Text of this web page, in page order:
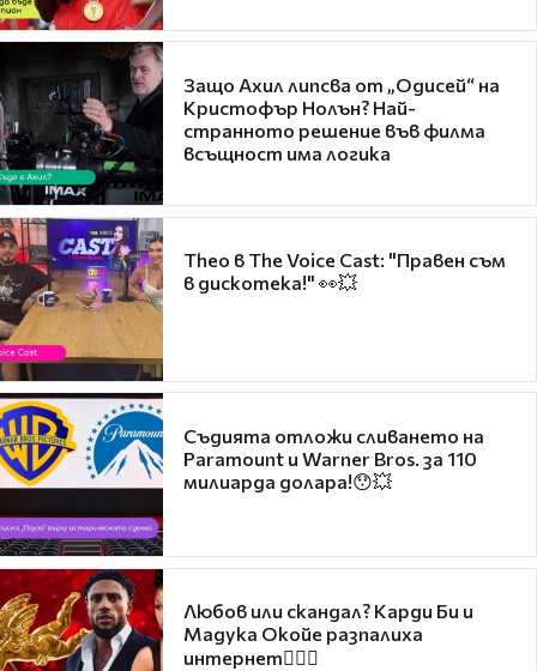
Защо Ахил липсва от „Одисей“ на
Кристофър Нолън? Най-
странното решение във филма
всъщност има логика
Theo в The Voice Cast: "Правен съм
в дискотека!" 👀💥
Съдията отложи сливането на
Paramount и Warner Bros. за 110
милиарда долара!😯💥
Любов или скандал? Карди Би и
Мадука Окойе разпалиха
интернет❤️‍🔥🔥